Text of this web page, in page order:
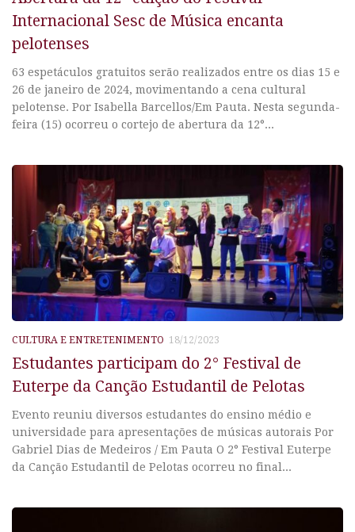
Internacional Sesc de Música encanta
pelotenses
63 espetáculos gratuitos serão realizados entre os dias 15 e
26 de janeiro de 2024, movimentando a cena cultural
pelotense. Por Isabella Barcellos/Em Pauta. Nesta segunda-
feira (15) ocorreu o cortejo de abertura da 12°...
CULTURA E ENTRETENIMENTO 18/12/2023
Estudantes participam do 2° Festival de
Euterpe da Canção Estudantil de Pelotas
Evento reuniu diversos estudantes do ensino médio e
universidade para apresentações de músicas autorais Por
Gabriel Dias de Medeiros / Em Pauta O 2° Festival Euterpe
da Canção Estudantil de Pelotas ocorreu no final...